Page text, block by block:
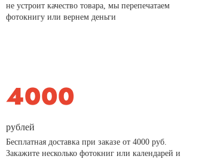
не устроит качество товара, мы перепечатаем
фотокнигу или вернем деньги
рублей
Бесплатная доставка при заказе от 4000 руб.
Закажите несколько фотокниг или календарей и